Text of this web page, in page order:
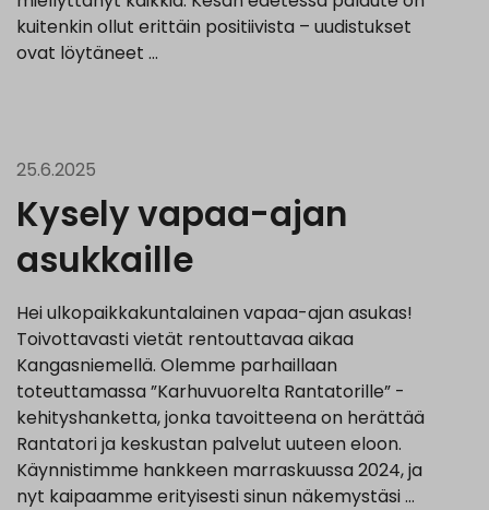
kuitenkin ollut erittäin positiivista – uudistukset
ovat löytäneet …
25.6.2025
Kysely vapaa-ajan
asukkaille
Hei ulkopaikkakuntalainen vapaa-ajan asukas!
Toivottavasti vietät rentouttavaa aikaa
Kangasniemellä. Olemme parhaillaan
toteuttamassa ”Karhuvuorelta Rantatorille” -
kehityshanketta, jonka tavoitteena on herättää
Rantatori ja keskustan palvelut uuteen eloon.
Käynnistimme hankkeen marraskuussa 2024, ja
nyt kaipaamme erityisesti sinun näkemystäsi …